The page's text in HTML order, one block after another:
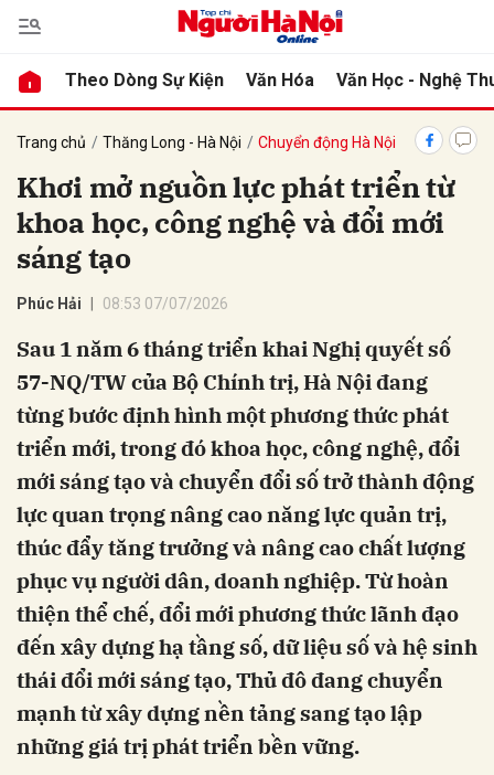
Theo Dòng Sự Kiện Văn Hóa Văn Học - Nghệ
Trang chủ Thăng Long - Hà Nội Chuyển động Hà Nội
Khơi mở nguồn lực phát triển từ
khoa học, công nghệ và đổi mới
sáng tạo
Phúc Hải 08:53 07/07/2026
Sau 1 năm 6 tháng triển khai Nghị quyết số
57-NQ/TW của Bộ Chính trị, Hà Nội đang
từng bước định hình một phương thức phát
triển mới, trong đó khoa học, công nghệ, đổi
mới sáng tạo và chuyển đổi số trở thành động
lực quan trọng nâng cao năng lực quản trị,
thúc đẩy tăng trưởng và nâng cao chất lượng
phục vụ người dân, doanh nghiệp. Từ hoàn
thiện thể chế, đổi mới phương thức lãnh đạo
đến xây dựng hạ tầng số, dữ liệu số và hệ sinh
thái đổi mới sáng tạo, Thủ đô đang chuyển
mạnh từ xây dựng nền tảng sang tạo lập
những giá trị phát triển bền vững.
luận